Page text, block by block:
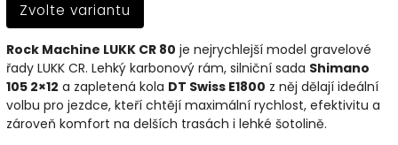
Zvolte variantu
Rock Machine LUKK CR 80 je nejrychlejší model gravelové
řady LUKK CR. Lehký karbonový rám, silniční sada Shimano
105 2×12 a zapletená kola DT Swiss E1800 z něj dělají ideální
volbu pro jezdce, kteří chtějí maximální rychlost, efektivitu a
zároveň komfort na delších trasách i lehké šotolině.